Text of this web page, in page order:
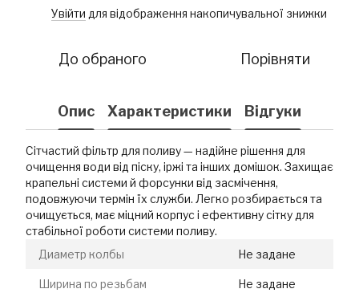
Увійти для відображення накопичувальної знижки
До обраного Порівняти
Опис Характеристики Відгуки
Сітчастий фільтр для поливу — надійне рішення для
очищення води від піску, іржі та інших домішок. Захищає
крапельні системи й форсунки від засмічення,
подовжуючи термін їх служби. Легко розбирається та
очищується, має міцний корпус і ефективну сітку для
стабільної роботи системи поливу.
Диаметр колбы
Не задане
Ширина по резьбам Не задане